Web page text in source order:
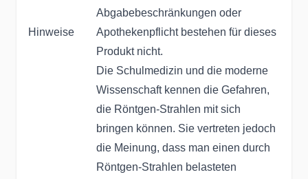
Hinweise
Abgabebeschränkungen oder
Apothekenpflicht bestehen für dieses
Produkt nicht.
Die Schulmedizin und die moderne
Wissenschaft kennen die Gefahren,
die Röntgen-Strahlen mit sich
bringen können. Sie vertreten jedoch
die Meinung, dass man einen durch
Röntgen-Strahlen belasteten